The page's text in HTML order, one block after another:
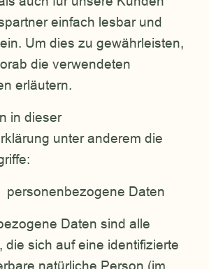
einfach lesbar und
Um dies zu gewährleisten,
die verwendeten
erläutern.
in dieser
unter anderem die
Daten
Daten sind alle
die sich auf eine identifizierte
natürliche Person (im